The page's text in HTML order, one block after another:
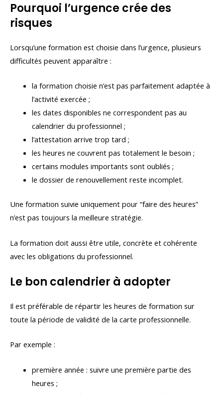
Pourquoi l’urgence crée des
risques
Lorsqu’une formation est choisie dans l’urgence, plusieurs
difficultés peuvent apparaître :
la formation choisie n’est pas parfaitement adaptée à
l’activité exercée ;
les dates disponibles ne correspondent pas au
calendrier du professionnel ;
l’attestation arrive trop tard ;
les heures ne couvrent pas totalement le besoin ;
certains modules importants sont oubliés ;
le dossier de renouvellement reste incomplet.
Une formation suivie uniquement pour “faire des heures”
n’est pas toujours la meilleure stratégie.
La formation doit aussi être utile, concrète et cohérente
avec les obligations du professionnel.
Le bon calendrier à adopter
Il est préférable de répartir les heures de formation sur
toute la période de validité de la carte professionnelle.
Par exemple :
première année : suivre une première partie des
heures ;